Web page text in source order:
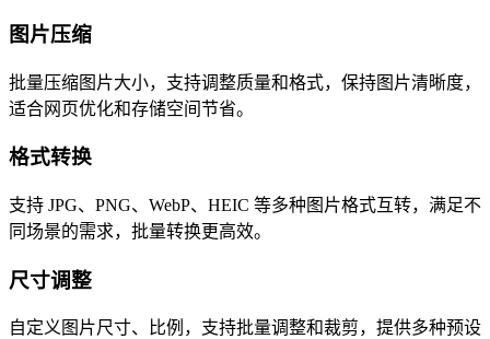
图片压缩
批量压缩图片大小，支持调整质量和格式，保持图片清晰度，
适合网页优化和存储空间节省。
格式转换
支持 JPG、PNG、WebP、HEIC 等多种图片格式互转，满足不
同场景的需求，批量转换更高效。
尺寸调整
自定义图片尺寸、比例，支持批量调整和裁剪，提供多种预设